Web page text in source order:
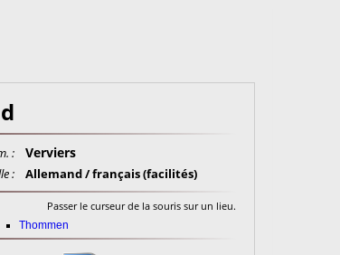
: Verviers
: Allemand / français (facilités)
Passer le curseur de la souris sur un lieu.
Thommen